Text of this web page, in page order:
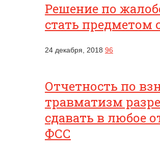
Решение по
стать предметом
24 декабря, 2018 96
Отчетность по
травматизм
сдавать в любое
ФСС